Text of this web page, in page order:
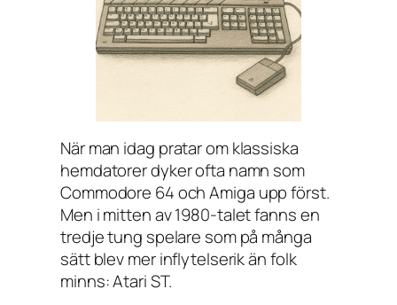
När man idag pratar om klassiska
hemdatorer dyker ofta namn som
Commodore 64 och Amiga upp först.
Men i mitten av 1980-talet fanns en
tredje tung spelare som på många
sätt blev mer inflytelserik än folk
minns: Atari ST.